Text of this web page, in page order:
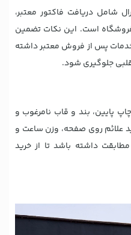
شامل دریافت فاکتور معتبر،
فروشگاه است. این نکات تضمین
پس از فروش معتبر داشته
جلوگیری شود.
پایین، بند و قاب نامرغوب و
علائم روی صفحه، وزن ساعت و
داشته باشد تا از خرید